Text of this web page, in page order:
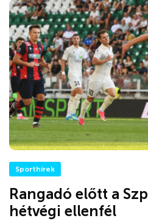
Sporthírek
Rangadó előtt a
hétvégi ellenfél